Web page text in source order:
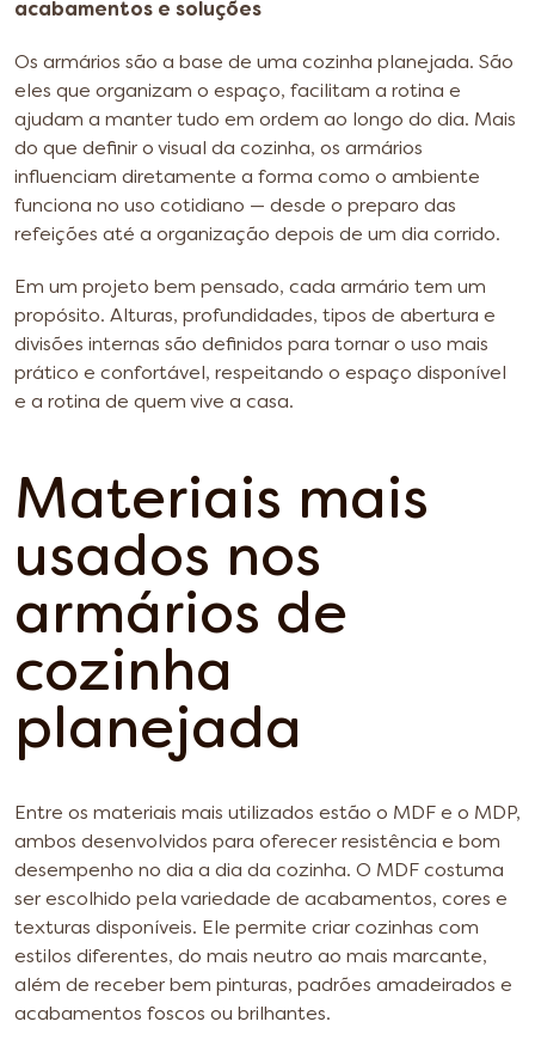
acabamentos e soluções
Os armários são a base de uma cozinha planejada. São
eles que organizam o espaço, facilitam a rotina e
ajudam a manter tudo em ordem ao longo do dia. Mais
do que definir o visual da cozinha, os armários
influenciam diretamente a forma como o ambiente
funciona no uso cotidiano — desde o preparo das
refeições até a organização depois de um dia corrido.
Em um projeto bem pensado, cada armário tem um
propósito. Alturas, profundidades, tipos de abertura e
divisões internas são definidos para tornar o uso mais
prático e confortável, respeitando o espaço disponível
e a rotina de quem vive a casa.
Materiais mais
usados nos
armários de
cozinha
planejada
Entre os materiais mais utilizados estão o MDF e o MDP,
ambos desenvolvidos para oferecer resistência e bom
desempenho no dia a dia da cozinha. O MDF costuma
ser escolhido pela variedade de acabamentos, cores e
texturas disponíveis. Ele permite criar cozinhas com
estilos diferentes, do mais neutro ao mais marcante,
além de receber bem pinturas, padrões amadeirados e
acabamentos foscos ou brilhantes.